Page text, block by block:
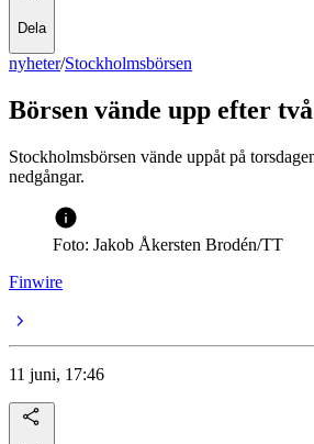
Dela
nyheter/Stockholmsbörsen
Börsen vände upp efter
Stockholmsbörsen vände uppåt på
nedgångar.
Foto: Jakob Åkersten Brodén/TT
Finwire
11 juni, 17:46